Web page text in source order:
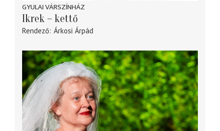
GYULAI VÁRSZÍNHÁZ
Ikrek – kettő
Rendező Árkosi Árpád